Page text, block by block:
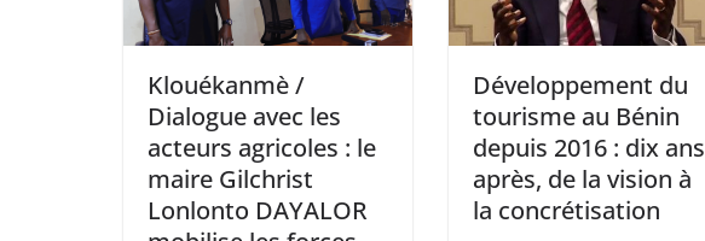
Klouékanmè /
Dialogue avec les
acteurs agricoles : le
maire Gilchrist
Lonlonto DAYALOR
Développement du
tourisme au Bénin
depuis 2016 : dix ans
après, de la vision à
la concrétisation